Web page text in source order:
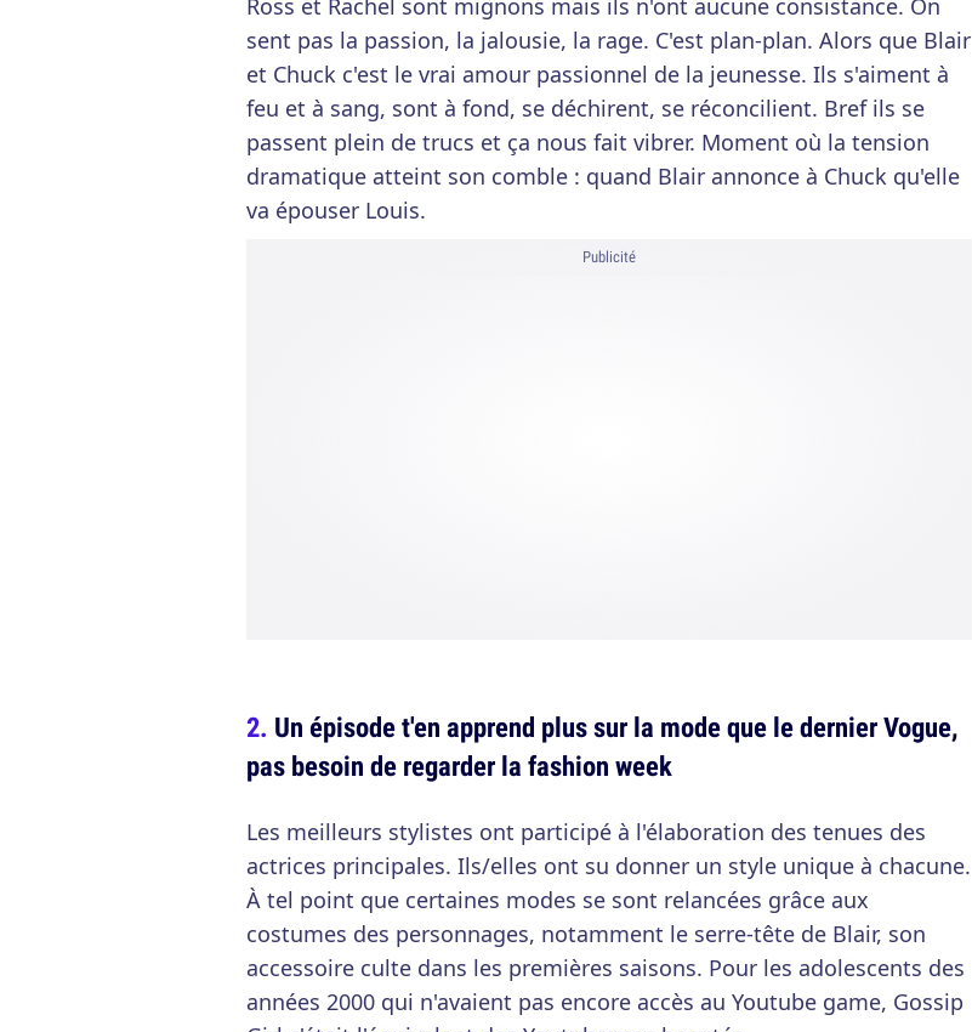
Ross et Rachel sont mignons mais ils n'ont aucune consistance. On
sent pas la passion, la jalousie, la rage. C'est plan-plan. Alors que Blair
et Chuck c'est le vrai amour passionnel de la jeunesse. Ils s'aiment à
feu et à sang, sont à fond, se déchirent, se réconcilient. Bref ils se
passent plein de trucs et ça nous fait vibrer. Moment où la tension
dramatique atteint son comble : quand Blair annonce à Chuck qu'elle
va épouser Louis.
Publicité
Un épisode t'en apprend plus sur la mode que le dernier Vogue,
pas besoin de regarder la fashion week
Les meilleurs stylistes ont participé à l'élaboration des tenues des
actrices principales. Ils/elles ont su donner un style unique à chacune.
À tel point que certaines modes se sont relancées grâce aux
costumes des personnages, notamment le serre-tête de Blair, son
accessoire culte dans les premières saisons. Pour les adolescents des
années 2000 qui n'avaient pas encore accès au Youtube game, Gossip